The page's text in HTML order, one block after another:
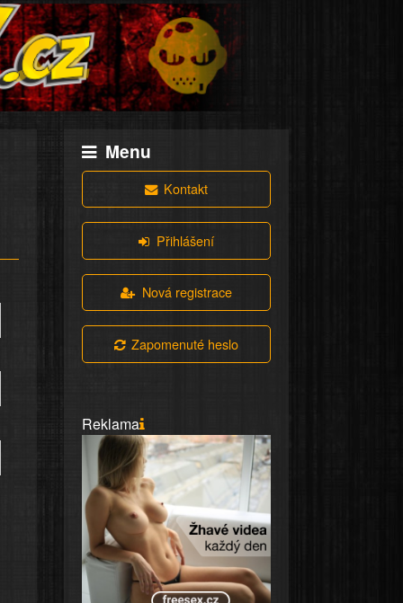
Menu
Kontakt
Přihlášení
Nová registrace
Zapomenuté heslo
Reklama